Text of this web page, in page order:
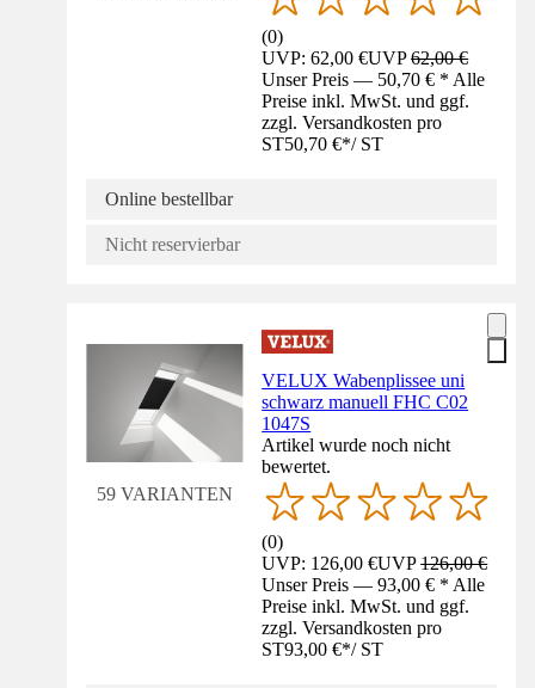
(0)
UVP: 62,00 €UVP62,00 €
Unser Preis — 50,70 € * Alle
Preise inkl. MwSt. und ggf.
zzgl. Versandkosten pro
ST50,70 €*/ ST
Online bestellbar
Nicht reservierbar
59 VARIANTEN
VELUX Wabenplissee uni
schwarz manuell FHC C02
1047S
Artikel wurde noch nicht
bewertet.
(0)
UVP: 126,00 €UVP126,00 €
Unser Preis — 93,00 € * Alle
Preise inkl. MwSt. und ggf.
zzgl. Versandkosten pro
ST93,00 €*/ ST